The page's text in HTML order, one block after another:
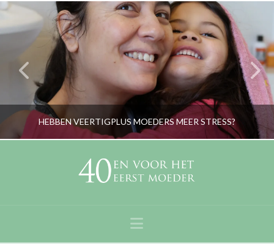
HEBBEN VEERTIGPLUS MOEDERS MEER STRESS?
RORYBLOKZIJL
Navigation